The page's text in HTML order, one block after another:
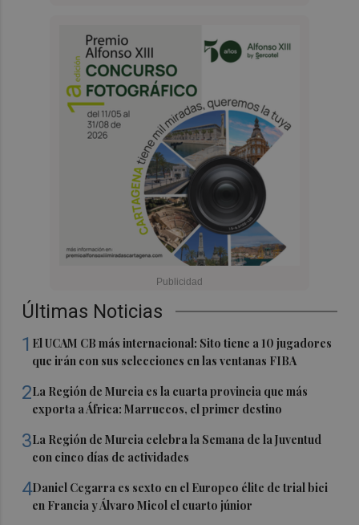
Últimas Noticias
1 El UCAM CB más internacional: Sito tiene a 10 jugadores
que irán con sus selecciones en las ventanas FIBA
2La Región de Murcia es la cuarta provincia que más
exporta a África: Marruecos, el primer destino
3La Región de Murcia celebra la Semana de la Juventud
con cinco días de actividades
4Daniel Cegarra es sexto en el Europeo élite de trial bici
en Francia y Álvaro Micol el cuarto júnior